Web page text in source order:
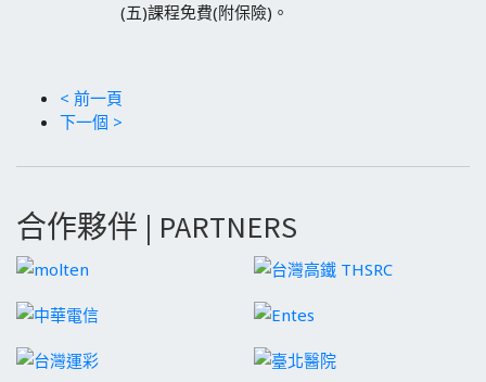
(五)課程免費(附保險)。
< 前一頁
下一個 >
合作夥伴 | PARTNERS